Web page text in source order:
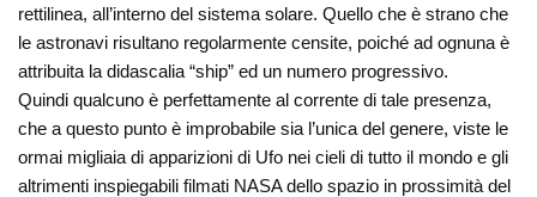
rettilinea, all’interno del sistema solare. Quello che è strano che
le astronavi risultano regolarmente censite, poiché ad ognuna è
attribuita la didascalia “ship” ed un numero progressivo.
Quindi qualcuno è perfettamente al corrente di tale presenza,
che a questo punto è improbabile sia l’unica del genere, viste le
ormai migliaia di apparizioni di Ufo nei cieli di tutto il mondo e gli
altrimenti inspiegabili filmati NASA dello spazio in prossimità del